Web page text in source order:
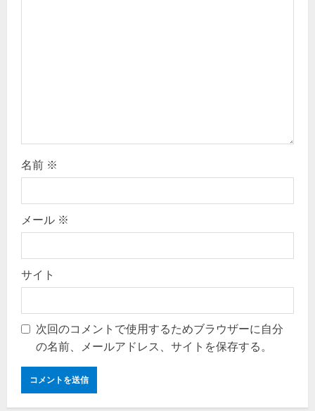
名前 ※
メール ※
サイト
次回のコメントで使用するためブラウザーに自分
の名前、メールアドレス、サイトを保存する。